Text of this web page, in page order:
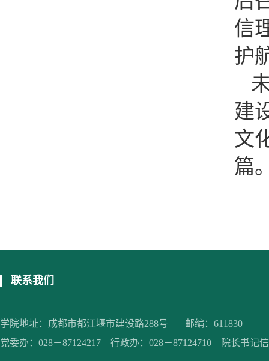
信
护
建
文
篇
联系我们
学院地址：成都市都江堰市建设路288号 邮编：611830
党委办：028－87124217 行政办：028－87124710 院长书记信